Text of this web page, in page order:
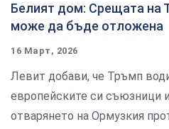
Белият дом: Срещата на
може да бъде отложена
16 Март, 2026
Левит добави, че Тръмп
европейските си съюзници
отварянето на Ормузкия